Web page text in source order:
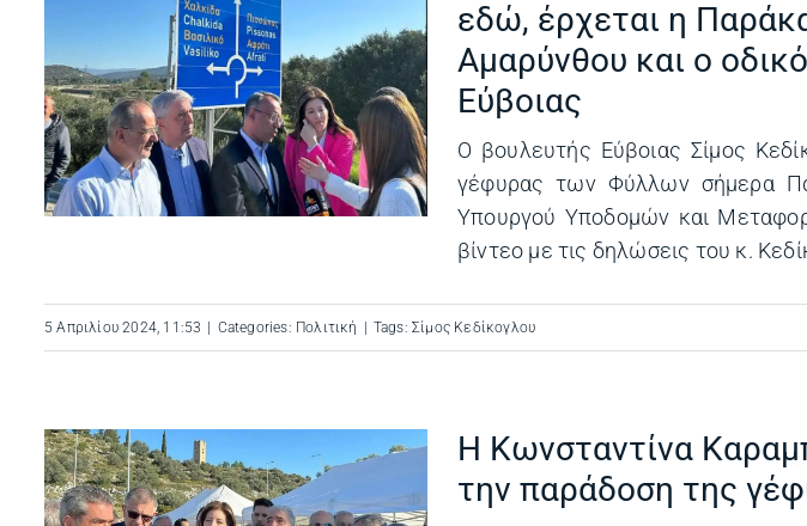
εδώ, έρχεται η
Αμαρύνθου και ο
Εύβοιας
Ο βουλευτής Εύβοιας Σίμος
γέφυρας των Φύλλων σήμερα
Υπουργού Υποδομών και
βίντεο με τις δηλώσεις του κ.
5 Απριλίου 2024, 11:53 Categories: Πολιτική Tags:Σίμος Κεδίκογλου
Η Κωνσταντίνα
την παράδοση της